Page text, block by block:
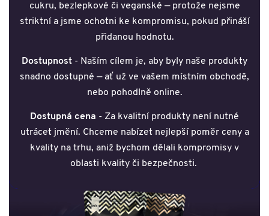
cukru, bezlepkové či veganské — protože nejsme
striktní a jsme ochotni ke kompromisu, pokud přináší
přidanou hodnotu.
Dostupnost - Naším cílem je, aby byly naše produkty
snadno dostupné — ať už ve vašem místním obchodě,
nebo pohodlně online.
Dostupná cena - Za kvalitní produkty není nutné
utrácet jmění. Chceme nabízet nejlepší poměr ceny a
kvality na trhu, aniž bychom dělali kompromisy v
oblasti kvality či bezpečnosti.